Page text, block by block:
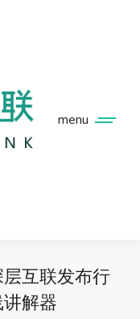
menu
互联发布行
解器